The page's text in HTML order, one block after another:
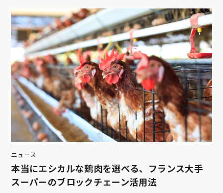
ニュース
本当にエシカルな鶏肉を選べる、フランス大手
スーパーのブロックチェーン活用法